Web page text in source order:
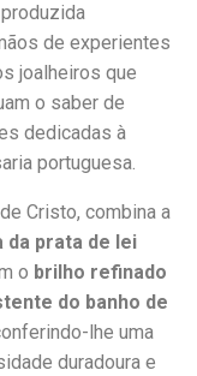
de experientes
joalheiros que
o saber de
dedicadas à
portuguesa.
Cristo, combina a
da prata de lei
o brilho refinado
do banho de
lhe uma
duradoura e